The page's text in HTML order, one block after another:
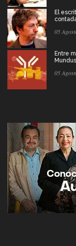
El
05
Entre
05